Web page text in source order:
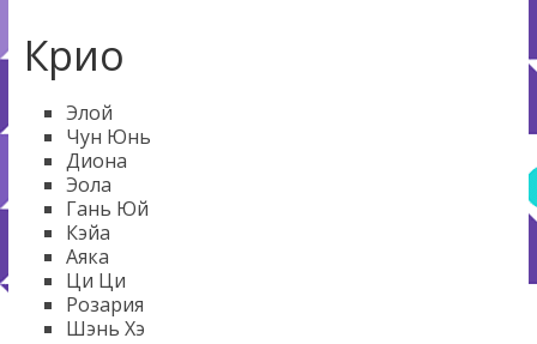
Крио
Элой
Чун Юнь
Диона
Эола
Гань Юй
Кэйа
Аяка
Ци Ци
Розария
Шэнь Хэ